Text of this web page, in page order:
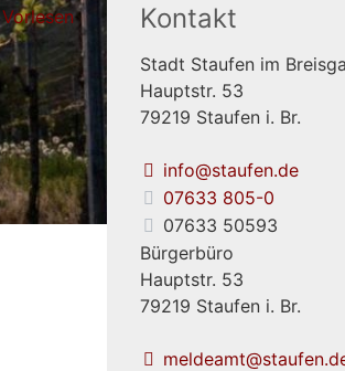
Vorlesen Kontakt
Stadt Staufen im
Hauptstr. 53
79219 Staufen i. Br.
info@staufen.de
07633 805-0
07633 50593
Bürgerbüro
Hauptstr. 53
79219 Staufen i. Br.